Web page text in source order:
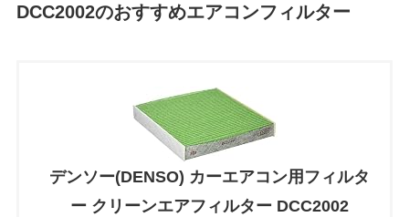
DCC2002のおすすめエアコンフィルター
デンソー(DENSO) カーエアコン用フィルタ
ー クリーンエアフィルター DCC2002